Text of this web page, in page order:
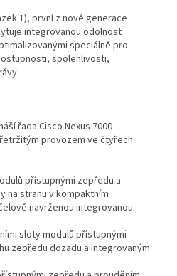
1), první z nové generace
integrovanou odolnost
speciálně pro
spolehlivosti,
řada Cisco Nexus 7000
provozem ve čtyřech
přístupnými zepředu a
na stranu v kompaktním
navrženou integrovanou
sloty modulů přístupnými
zepředu dozadu a integrovaným